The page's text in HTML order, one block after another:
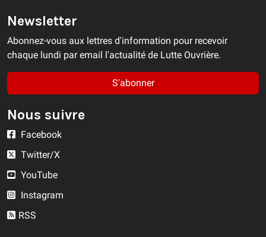
Newsletter
Abonnez-vous aux lettres d'information pour recevoir
chaque lundi par email l'actualité de Lutte Ouvrière.
S'abonner
Nous suivre
Facebook
Twitter/X
YouTube
Instagram
RSS